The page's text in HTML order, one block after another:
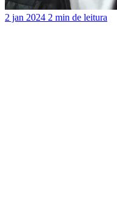
2 jan 2024 2 min de leitura